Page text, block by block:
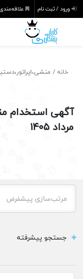
ورود / ثبت نام
خانه /
آگهی استخدام
مرداد ۱۴۰۵
مرتب‌سازی پیشفرض
جستجو پیشرفته